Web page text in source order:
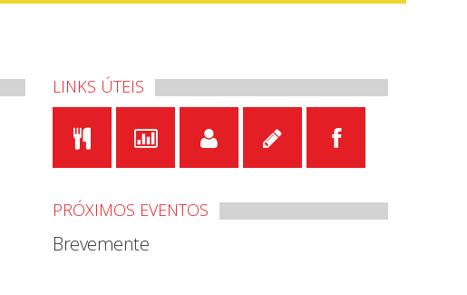
LINKS ÚTEIS
PRÓXIMOS EVENTOS
Brevemente